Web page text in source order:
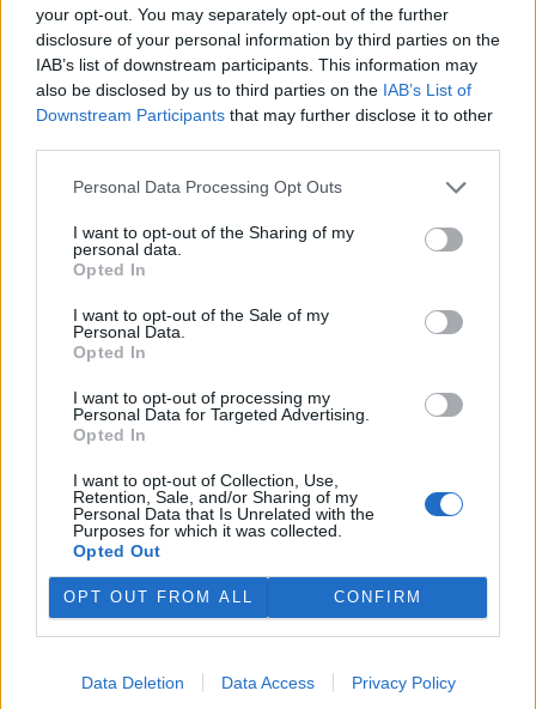
your opt-out. You may separately opt-out of the further
disclosure of your personal information by third parties on the
IAB’s list of downstream participants. This information may
also be disclosed by us to third parties on the IAB’s List of
Downstream Participants that may further disclose it to other
Personal Data Processing Opt Outs
I want to opt-out of the Sharing of my
personal data.
Opted In
I want to opt-out of the Sale of my
Personal Data.
Opted In
I want to opt-out of processing my
Personal Data for Targeted Advertising.
Opted In
I want to opt-out of Collection, Use,
Retention, Sale, and/or Sharing of my
Personal Data that Is Unrelated with the
Purposes for which it was collected.
Opted Out
OPT OUT FROM ALL CONFIRM
Data Deletion Data Access Privacy Policy
tisknout poslat
BEZK využívá agenturní zpravodajství ČTK, která si vyhrazuje
veškerá práva. Publikování nebo další šíření obsahu ze zdrojů ČTK
je výslovně zakázáno bez předchozího písemného souhlasu ze
strany ČTK.
Dále čtěte |
Boleslavi výrobu nového
elektromobilu Peaq